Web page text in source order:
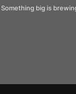
Something big is